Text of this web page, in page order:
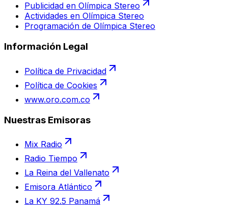
Publicidad en Olímpica Stereo
Actividades en Olímpica Stereo
Programación de Olímpica Stereo
Información Legal
Política de Privacidad
Política de Cookies
www.oro.com.co
Nuestras Emisoras
Mix Radio
Radio Tiempo
La Reina del Vallenato
Emisora Atlántico
La KY 92.5 Panamá